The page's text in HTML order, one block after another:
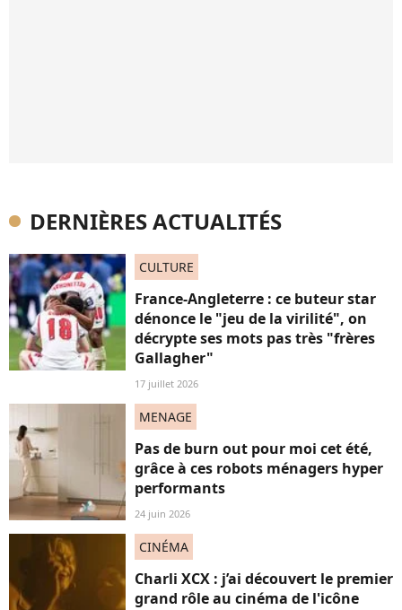
DERNIÈRES ACTUALITÉS
CULTURE
France-Angleterre : ce buteur star
dénonce le "jeu de la virilité", on
décrypte ses mots pas très "frères
Gallagher"
17 juillet 2026
MENAGE
Pas de burn out pour moi cet été,
grâce à ces robots ménagers hyper
performants
24 juin 2026
CINÉMA
Charli XCX : j’ai découvert le premier
grand rôle au cinéma de l'icône